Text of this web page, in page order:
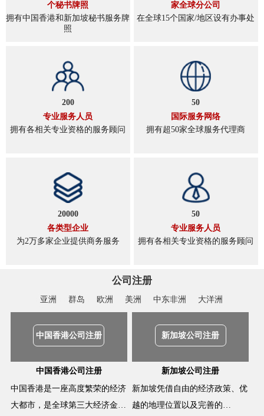
个秘书牌照
拥有中国香港和新加坡秘书服务牌
照
家全球分公司
在全球15个国家/地区设有办事处
200
专业服务人员
拥有各相关专业资格的服务顾问
50
国际服务网络
拥有超50家全球服务代理商
20000
各类型企业
为2万多家企业提供商务服务
50
专业服务人员
拥有各相关专业资格的服务顾问
公司注册
亚洲 群岛 欧洲 美洲 中东非洲 大洋洲
中国香港公司注册
中国香港公司注册
中国香港是一座高度繁荣的经济
大都市，是全球第三大经济金…
新加坡公司注册
新加坡公司注册
新加坡凭借自由的经济政策、优
越的地理位置以及完善的…